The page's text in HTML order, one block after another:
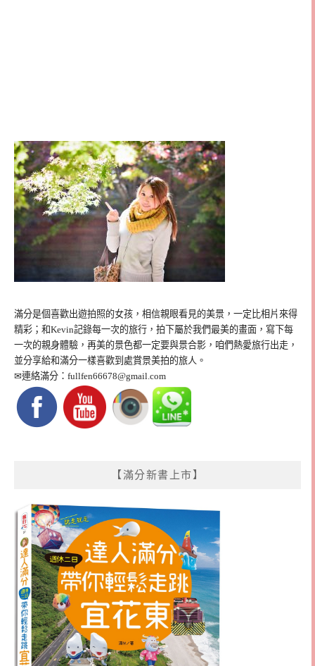
滿分是個喜歡出遊拍照的女孩，相信親眼看見的美景，一定比相片來得
精彩；和Kevin記錄每一次的旅行，拍下屬於我們最美的畫面，寫下每
一次的親身體驗，再美的景色都一定要與景合影，咱們熱愛旅行出走，
並分享給和滿分一樣喜歡到處賞景美拍的旅人。
✉連絡滿分： fullfen66678@gmail.com
【滿分新書上市】